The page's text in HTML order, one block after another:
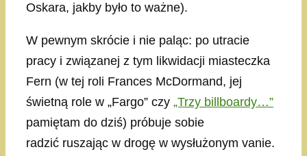
Oskara, jakby było to ważne).
W pewnym skrócie i nie paląc: po utracie
pracy i związanej z tym likwidacji miasteczka
Fern (w tej roli Frances McDormand, jej
świetną role w „Fargo” czy „Trzy billboardy…”
pamiętam do dziś) próbuje sobie
radzić ruszając w drogę w wysłużonym vanie.